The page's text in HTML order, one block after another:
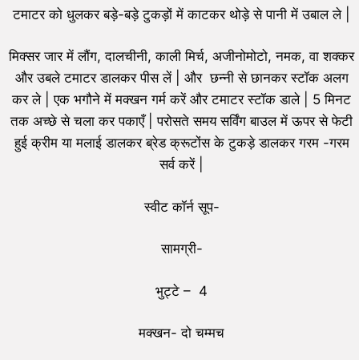
टमाटर को धुलकर बड़े-बड़े टुकड़ों में काटकर थोड़े से पानी में उबाल ले |
मिक्सर जार में लौंग, दालचीनी, काली मिर्च, अजीनोमोटो, नमक, वा शक्कर
और उबले टमाटर डालकर पीस लें | और छन्नी से छानकर स्टॉक अलग
कर ले | एक भगौने में मक्खन गर्म करें और टमाटर स्टॉक डाले | 5 मिनट
तक अच्छे से चला कर पकाएँ | परोसते समय सर्विंग बाउल में ऊपर से फेटी
हुई क्रीम या मलाई डालकर ब्रेड क्रूटोंस के टुकड़े डालकर गरम -गरम
सर्व करें |
स्वीट कॉर्न सूप-
सामग्री-
भुट्टे – 4
मक्खन- दो चम्मच